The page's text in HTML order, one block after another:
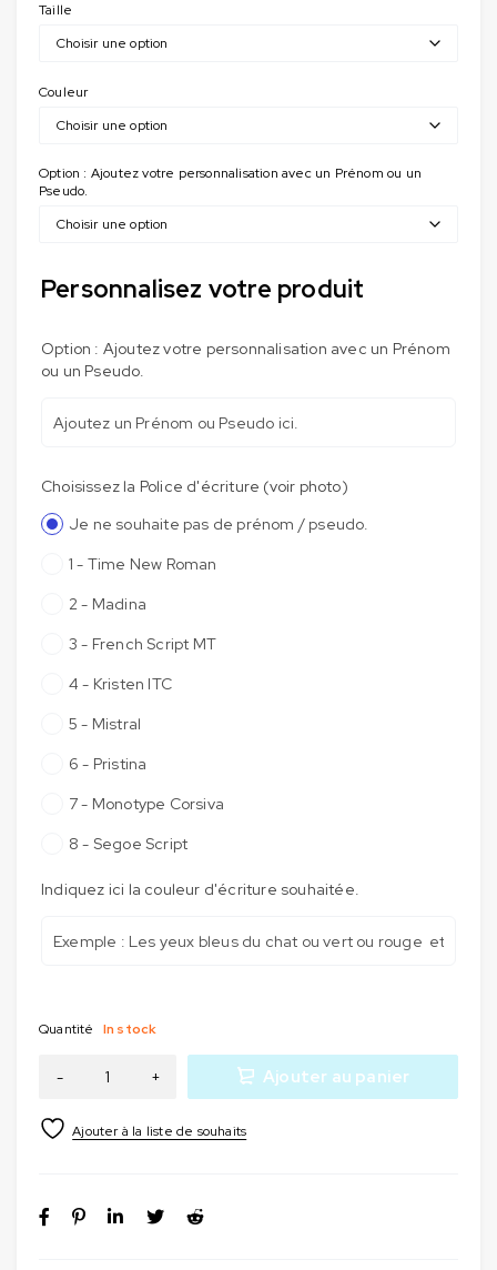
Taille
Couleur
Option : Ajoutez votre personnalisation avec un Prénom ou un
Pseudo.
Personnalisez votre produit
Option : Ajoutez votre personnalisation avec un Prénom
ou un Pseudo.
Choisissez la Police d'écriture (voir photo)
Je ne souhaite pas de prénom / pseudo.
1 - Time New Roman
2 - Madina
3 - French Script MT
4 - Kristen ITC
5 - Mistral
6 - Pristina
7 - Monotype Corsiva
8 - Segoe Script
Indiquez ici la couleur d'écriture souhaitée.
Quantité In stock
Ajouter au panier